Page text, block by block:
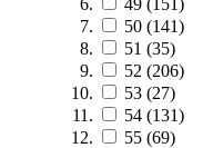
49 (151)
50 (141)
51 (35)
52 (206)
53 (27)
54 (131)
55 (69)